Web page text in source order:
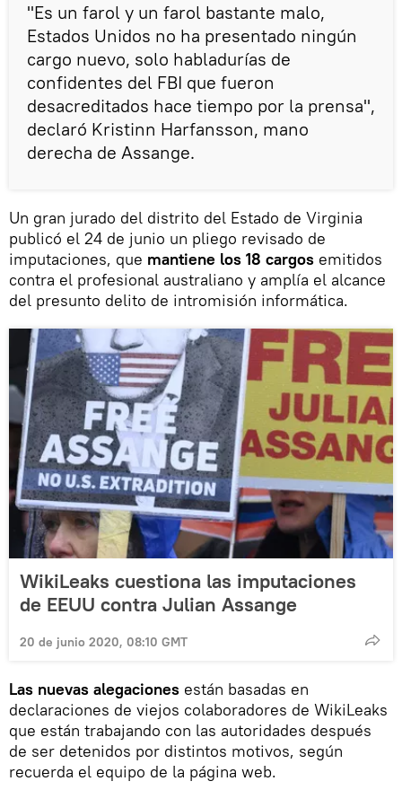
"Es un farol y un farol bastante malo,
Estados Unidos no ha presentado ningún
cargo nuevo, solo habladurías de
confidentes del FBI que fueron
desacreditados hace tiempo por la prensa",
declaró Kristinn Harfansson, mano
derecha de Assange.
Un gran jurado del distrito del Estado de Virginia
publicó el 24 de junio un pliego revisado de
imputaciones, que mantiene los 18 cargos emitidos
contra el profesional australiano y amplía el alcance
del presunto delito de intromisión informática.
WikiLeaks cuestiona las imputaciones
de EEUU contra Julian Assange
20 de junio 2020, 08:10 GMT
Las nuevas alegaciones están basadas en
declaraciones de viejos colaboradores de WikiLeaks
que están trabajando con las autoridades después
de ser detenidos por distintos motivos, según
recuerda el equipo de la página web.